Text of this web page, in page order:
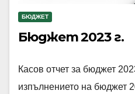
БЮДЖЕТ
Бюджет 2023 г.
Касов отчет за бюджет
изпълнението на бюджет